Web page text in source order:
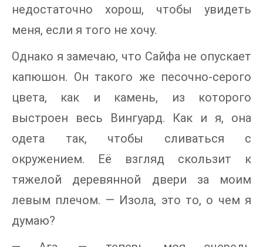
недостаточно хорош, чтобы увидеть
меня, если я того не хочу.
Однако я замечаю, что Сайфа не опускает
капюшон. Он такого же песочно-серого
цвета, как и камень, из которого
выстроен весь Вингуард. Как и я, она
одета так, чтобы сливаться с
окружением. Её взгляд скользит к
тяжелой деревянной двери за моим
левым плечом. — Изола, это то, о чем я
думаю?